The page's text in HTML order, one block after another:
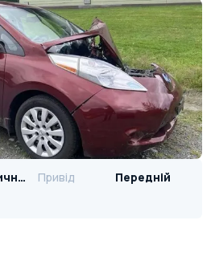
Електричний Привід
Передній